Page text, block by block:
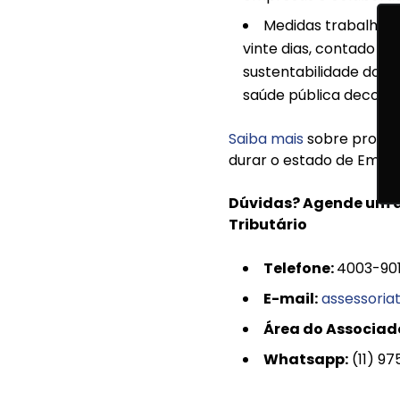
Medidas
vinte dias, contado
sustentabilidade do
saúde pública
Saiba mais sobre
durar o estado de
Dúvidas? Agende
Tributário
Telefone:4003-
E-mail:
Área do
Whatsapp: (11)